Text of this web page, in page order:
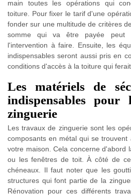
main toutes les opérations qui
toiture. Pour fixer le tarif d'une
fonder sur une multitude de critères
somme qui va être payée peut
l'intervention à faire. Ensuite, les
indispensables seront aussi pris en
conditions d'accès à la toiture qui
Les matériels de
indispensables
zinguerie
Les travaux de zinguerie sont les
composants en métal qui se
votre maison. Cela concerne d'abord
ou les fenêtres de toit. À côté de
chéneaux. Il faut noter que les
structures qui font partie de la
Rénovation pour ces différents